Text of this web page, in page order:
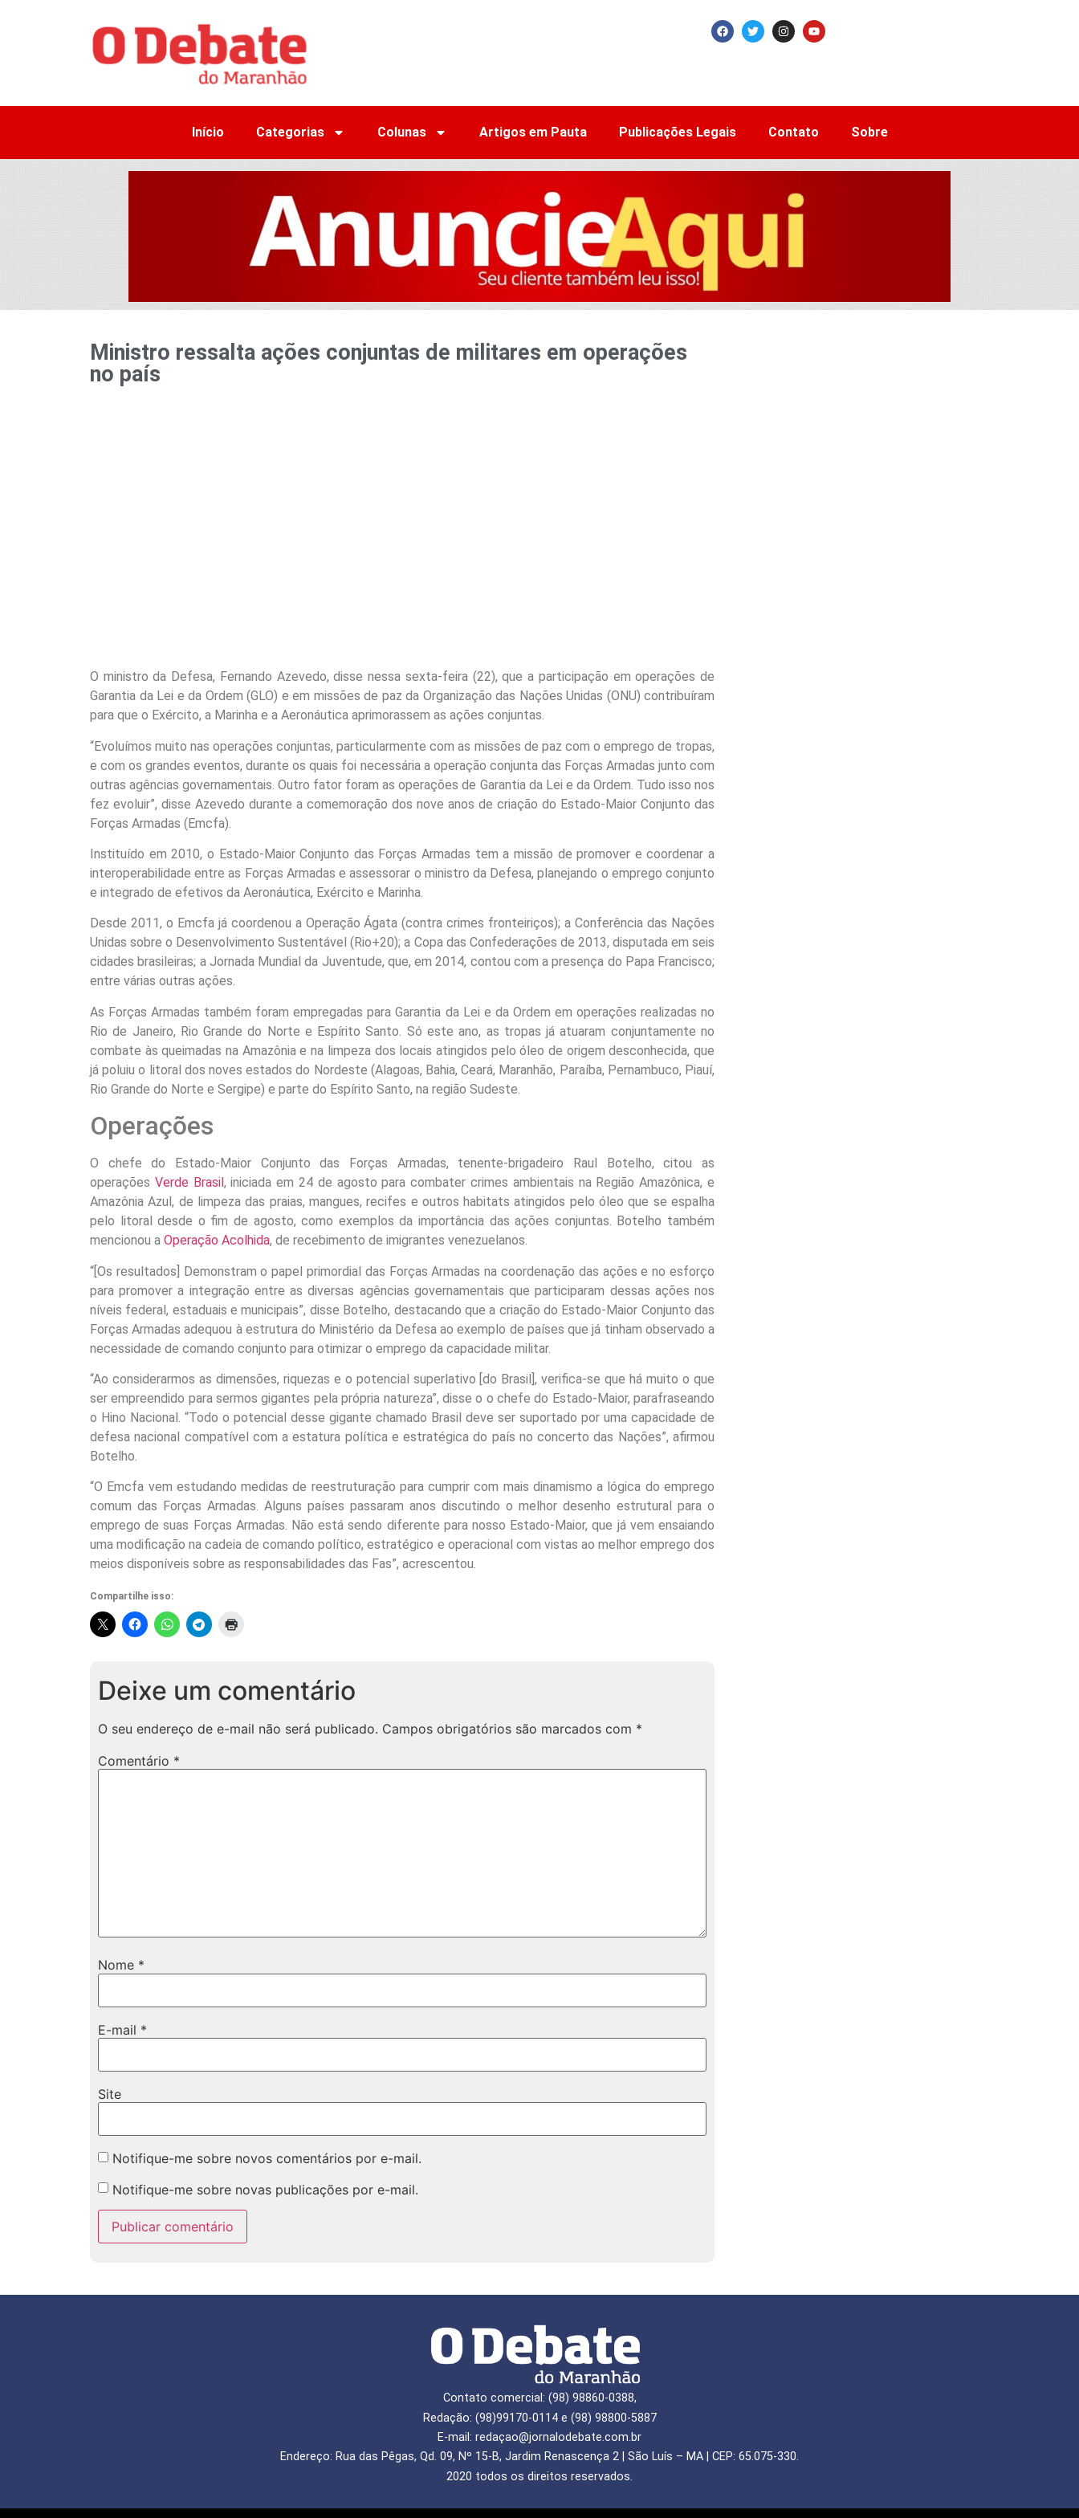
Início Categorias Colunas Artigos em Pauta Publicações Legais Contato Sobre
Ministro ressalta ações conjuntas de militares em operações
no país
O ministro da Defesa, Fernando Azevedo, disse nessa sexta-feira (22), que a participação em operações de
Garantia da Lei e da Ordem (GLO) e em missões de paz da Organização das Nações Unidas (ONU) contribuíram
para que o Exército, a Marinha e a Aeronáutica aprimorassem as ações conjuntas.
“Evoluímos muito nas operações conjuntas, particularmente com as missões de paz com o emprego de tropas,
e com os grandes eventos, durante os quais foi necessária a operação conjunta das Forças Armadas junto com
outras agências governamentais. Outro fator foram as operações de Garantia da Lei e da Ordem. Tudo isso nos
fez evoluir”, disse Azevedo durante a comemoração dos nove anos de criação do Estado-Maior Conjunto das
Forças Armadas (Emcfa).
Instituído em 2010, o Estado-Maior Conjunto das Forças Armadas tem a missão de promover e coordenar a
interoperabilidade entre as Forças Armadas e assessorar o ministro da Defesa, planejando o emprego conjunto
e integrado de efetivos da Aeronáutica, Exército e Marinha.
Desde 2011, o Emcfa já coordenou a Operação Ágata (contra crimes fronteiriços); a Conferência das Nações
Unidas sobre o Desenvolvimento Sustentável (Rio+20); a Copa das Confederações de 2013, disputada em seis
cidades brasileiras; a Jornada Mundial da Juventude, que, em 2014, contou com a presença do Papa Francisco;
entre várias outras ações.
As Forças Armadas também foram empregadas para Garantia da Lei e da Ordem em operações realizadas no
Rio de Janeiro, Rio Grande do Norte e Espírito Santo. Só este ano, as tropas já atuaram conjuntamente no
combate às queimadas na Amazônia e na limpeza dos locais atingidos pelo óleo de origem desconhecida, que
já poluiu o litoral dos noves estados do Nordeste (Alagoas, Bahia, Ceará, Maranhão, Paraíba, Pernambuco, Piauí,
Rio Grande do Norte e Sergipe) e parte do Espírito Santo, na região Sudeste.
Operações
O chefe do Estado-Maior Conjunto das Forças Armadas, tenente-brigadeiro Raul Botelho, citou as
operações Verde Brasil , iniciada em 24 de agosto para combater crimes ambientais na Região Amazônica, e
Amazônia Azul, de limpeza das praias, mangues, recifes e outros habitats atingidos pelo óleo que se espalha
pelo litoral desde o fim de agosto, como exemplos da importância das ações conjuntas. Botelho também
mencionou a Operação Acolhida, de recebimento de imigrantes venezuelanos.
“[Os resultados] Demonstram o papel primordial das Forças Armadas na coordenação das ações e no esforço
para promover a integração entre as diversas agências governamentais que participaram dessas ações nos
níveis federal, estaduais e municipais”, disse Botelho, destacando que a criação do Estado-Maior Conjunto das
Forças Armadas adequou à estrutura do Ministério da Defesa ao exemplo de países que já tinham observado a
necessidade de comando conjunto para otimizar o emprego da capacidade militar.
“Ao considerarmos as dimensões, riquezas e o potencial superlativo [do Brasil], verifica-se que há muito o que
ser empreendido para sermos gigantes pela própria natureza”, disse o o chefe do Estado-Maior, parafraseando
o Hino Nacional. “Todo o potencial desse gigante chamado Brasil deve ser suportado por uma capacidade de
defesa nacional compatível com a estatura política e estratégica do país no concerto das Nações”, afirmou
Botelho.
“O Emcfa vem estudando medidas de reestruturação para cumprir com mais dinamismo a lógica do emprego
comum das Forças Armadas. Alguns países passaram anos discutindo o melhor desenho estrutural para o
emprego de suas Forças Armadas. Não está sendo diferente para nosso Estado-Maior, que já vem ensaiando
uma modificação na cadeia de comando político, estratégico e operacional com vistas ao melhor emprego dos
meios disponíveis sobre as responsabilidades das Fas”, acrescentou.
Compartilhe isso:
Deixe um comentário
O seu endereço de e-mail não será publicado. Campos obrigatórios são marcados com *
Comentário *
Nome *
E-mail *
Site
Notifique-me sobre novos comentários por e-mail.
Notifique-me sobre novas publicações por e-mail.
Contato comercial: (98) 98860-0388,
Redação: (98)99170-0114 e (98) 98800-5887
E-mail: redaçao@jornalodebate.com.br
Endereço: Rua das Pêgas, Qd. 09, Nº 15-B, Jardim Renascença 2 | São Luís – MA | CEP: 65.075-330.
2020 todos os direitos reservados.